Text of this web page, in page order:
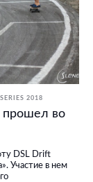
2018
прошел во
DSL Drift
Участие в нем